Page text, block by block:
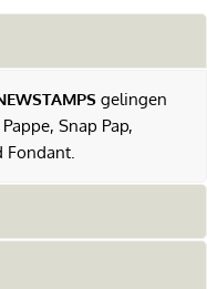
gelingen
Snap Pap,
Fondant.